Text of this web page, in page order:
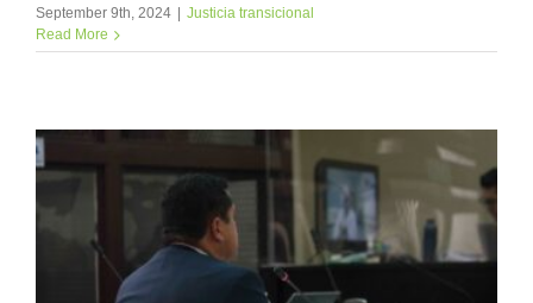
September 9th, 2024 | Justicia transicional
Read More